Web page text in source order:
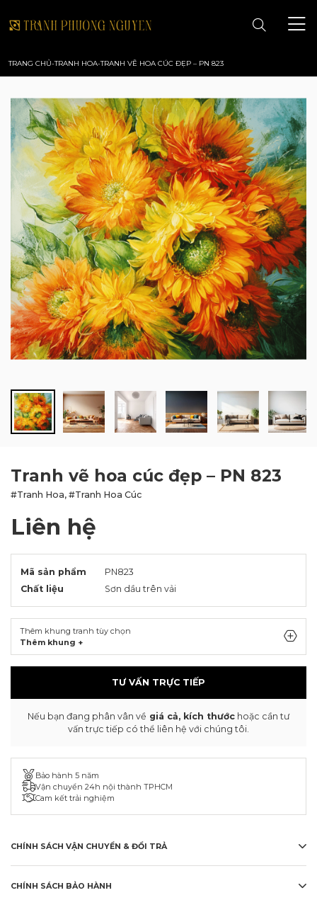
TRANG CHỦ
GIỚI THIỆU
TRANH PHONG CẢNH
TRANH PHONG THỦY
TRANH HOA
TRANH SƠN DẦU
BLOG
TRANG CHỦ-TRANH HOA-TRANH VẼ HOA CÚC ĐẸP – PN 823
Tranh vẽ hoa cúc đẹp – PN 823
#Tranh Hoa, #Tranh Hoa Cúc
Liên hệ
Mã sản phẩm
PN823
Chất liệu
Sơn dầu trên vải
Thêm khung tranh tùy chọn
Thêm khung +
TƯ VẤN TRỰC TIẾP
Nếu bạn đang phân vân về giá cả, kích thước hoặc cần tư
vấn trực tiếp có thể liên hệ với chúng tôi.
Bảo hành 5 năm
Vận chuyển 24h nội thành TPHCM
Cam kết trải nghiệm
CHÍNH SÁCH VẬN CHUYỂN & ĐỔI TRẢ
CHÍNH SÁCH BẢO HÀNH